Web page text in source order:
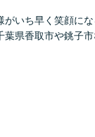
がいち早く笑顔に
県香取市や銚子